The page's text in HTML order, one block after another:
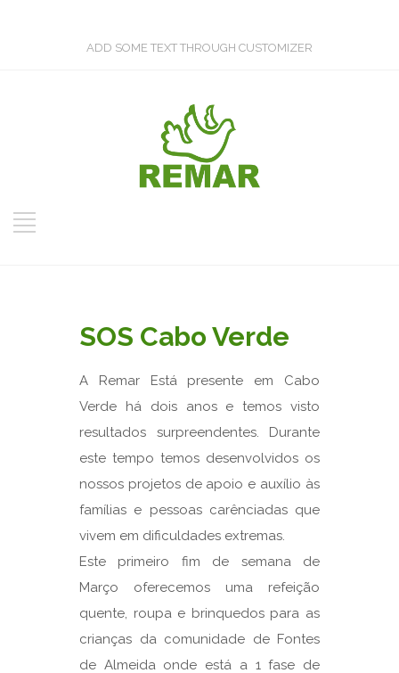
ADD SOME TEXT THROUGH CUSTOMIZER
SOS Cabo Verde
A Remar Está presente em Cabo
Verde há dois anos e temos visto
resultados surpreendentes. Durante
este tempo temos desenvolvidos os
nossos projetos de apoio e auxílio às
famílias e pessoas carênciadas que
vivem em dificuldades extremas.
Este primeiro fim de semana de
Março oferecemos uma refeição
quente, roupa e brinquedos para as
crianças da comunidade de Fontes
de Almeida onde está a 1 fase de